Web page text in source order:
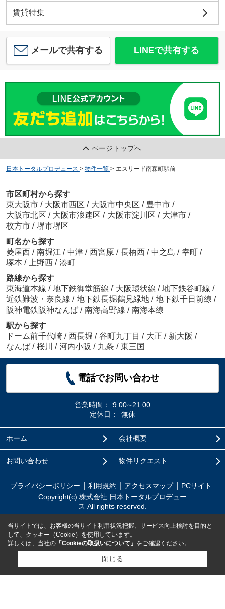
賃貸特集
メールで共有する LINEで共有する
ページトップへ
日本トータルプロデュース > 物件一覧 > エスリード南森町駅前
市区町村から探す
東大阪市 / 大阪市西区 / 大阪市中央区 / 豊中市 /
大阪市北区 / 大阪市浪速区 / 大阪市淀川区 / 大津市 /
枚方市 / 堺市堺区
町名から探す
菱屋西 / 南堀江 / 中津 / 西宮原 / 長柄西 / 中之島 / 幸町 /
塚本 / 上野西 / 湊町
路線から探す
東海道本線 / 地下鉄御堂筋線 / 大阪環状線 / 地下鉄谷町線 /
近鉄難波・奈良線 / 地下鉄長堀鶴見緑地 / 地下鉄千日前線 /
阪神電鉄阪神なんば / 南海高野線 / 南海本線
駅から探す
ドーム前千代崎 / 西長堀 / 谷町九丁目 / 大正 / 新大阪 /
なんば / 桜川 / 河内小阪 / 九条 / 東三国
電話でお問い合わせ
営業時間：
9:00∼21:00
定休日：
無休
ホーム 会社概要
お問い合わせ 物件リクエスト
プライバシーポリシー 利用規約 アクセスマップ
PCサイト
Copyright(c) 株式会社 日本トータルプロデュー
ス All rights reserved.
当サイトでは、お客様の当サイト利用状況把握、サービス向上検討を目的と
して、クッキー（Cookie）を使用しています。
詳しくは、当社の 「Cookieの取扱いについて」 をご確認ください。
閉じる